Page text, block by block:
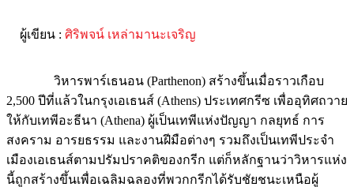
ผู้เขียน : ศิริพจน์ เหล่ามานะเจริญ
วิหารพาร์เธนอน (Parthenon) สร้างขึ้นเมื่อราวเกือบ
2,500 ปีที่แล้วในกรุงเอเธนส์ (Athens) ประเทศกรีซ เพื่ออุทิศถวาย
ให้กับเทพีอะธีนา (Athena) ผู้เป็นเทพีแห่งปัญญา กลยุทธ์ การ
สงคราม อารยธรรม และงานฝีมือต่างๆ รวมถึงเป็นเทพีประจำ
เมืองเอเธนส์ตามปรัมปราคติของกรีก แต่ก็หลักฐานว่าวิหารแห่ง
นี้ถูกสร้างขึ้นเพื่อเฉลิมฉลองที่พวกกรีกได้รับชัยชนะเหนือผู้